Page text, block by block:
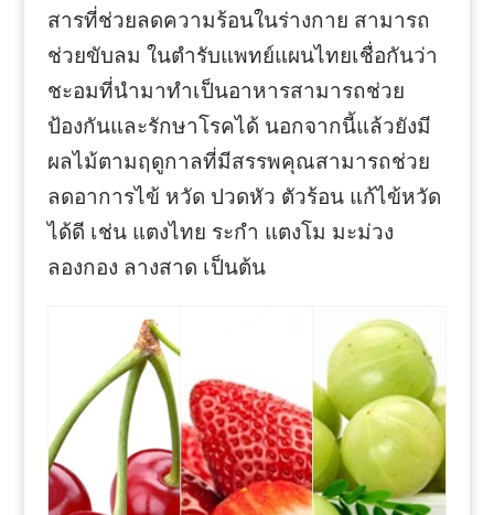
สารที่ช่วยลดความร้อนในร่างกาย สามารถ
ช่วยขับลม ในตำรับแพทย์แผนไทยเชื่อกันว่า
ชะอมที่นำมาทำเป็นอาหารสามารถช่วย
ป้องกันและรักษาโรคได้ นอกจากนี้แล้วยังมี
ผลไม้ตามฤดูกาลที่มีสรรพคุณสามารถช่วย
ลดอาการไข้ หวัด ปวดหัว ตัวร้อน แก้ไข้หวัด
ได้ดี เช่น แตงไทย ระกำ แตงโม มะม่วง
ลองกอง ลางสาด เป็นต้น